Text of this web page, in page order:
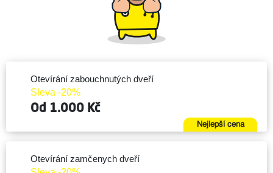
Otevírání zabouchnutých dveří
Sleva -20%
Od 1.000 Kč
Nejlepší cena
Otevírání zamčenych dveří